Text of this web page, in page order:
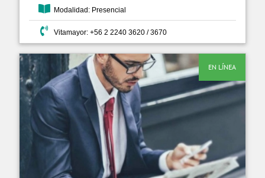
Modalidad: Presencial
Vitamayor: +56 2 2240 3620 / 3670
EN LÍNEA